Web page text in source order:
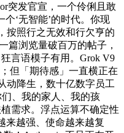
突发官宣，一个伶俐且敢
‘无智能’的时代。你现
按照行之无效和行欠亨的
篇浏览量破百万的帖子，
言语模子有用。Grok V9
但「期待感」一直横正在
动降生，数十亿数字员工
、我的家人、我的孩
需求。浮点运算不确定性
来越强、使命越来越复